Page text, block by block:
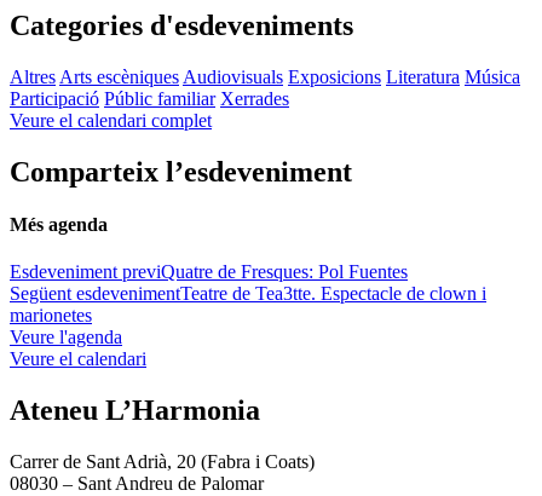
Categories d'esdeveniments
Altres Arts escèniques Audiovisuals Exposicions Literatura Música
Participació Públic familiar Xerrades
Veure el calendari complet
Comparteix l’esdeveniment
Més agenda
Esdeveniment previQuatre de Fresques: Pol Fuentes
Següent esdevenimentTeatre de Tea3tte. Espectacle de clown i
marionetes
Veure l'agenda
Veure el calendari
Ateneu L’Harmonia
Carrer de Sant Adrià, 20 (Fabra i Coats)
08030 – Sant Andreu de Palomar